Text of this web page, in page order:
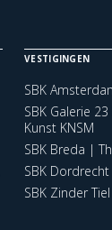
VESTIGINGEN
SBK
SBK Galerie
Kunst KNSM
SBK Breda |
SBK Dordrecht
SBK Zinder Tiel